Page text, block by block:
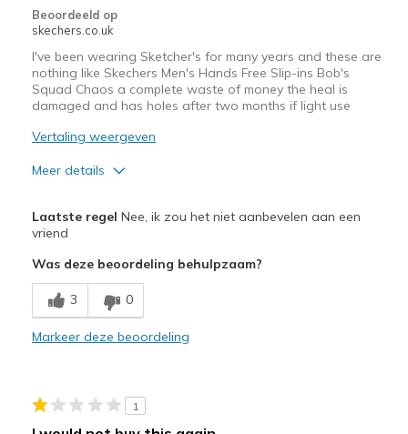
Beoordeeld op
skechers.co.uk
I've been wearing Sketcher's for many years and these are
nothing like Skechers Men's Hands Free Slip-ins Bob's
Squad Chaos a complete waste of money the heal is
damaged and has holes after two months if light use
Vertaling weergeven
Meer details
Wear Out Quickly
Beste toepassingen
Casual Wear
Width
Feels true to width
Laatste regel Nee, ik zou het niet aanbevelen aan een
vriend
Was deze beoordeling behulpzaam?
3 0
Markeer deze beoordeling
1